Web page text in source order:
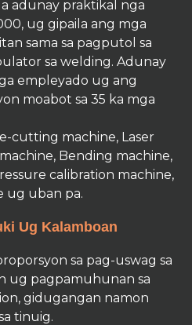
adunay praktikal nga
ug gipaila ang mga
sama sa pagputol sa
sa welding. Adunay
empleyado ug ang
moabot sa 35 ka mga
cutting machine, Laser
Bending machine,
calibration machine,
ug uban pa.
Ug Kalamboan
sa pag-uswag sa
ug pagpamuhunan sa
gidugangan namon
tinuig.